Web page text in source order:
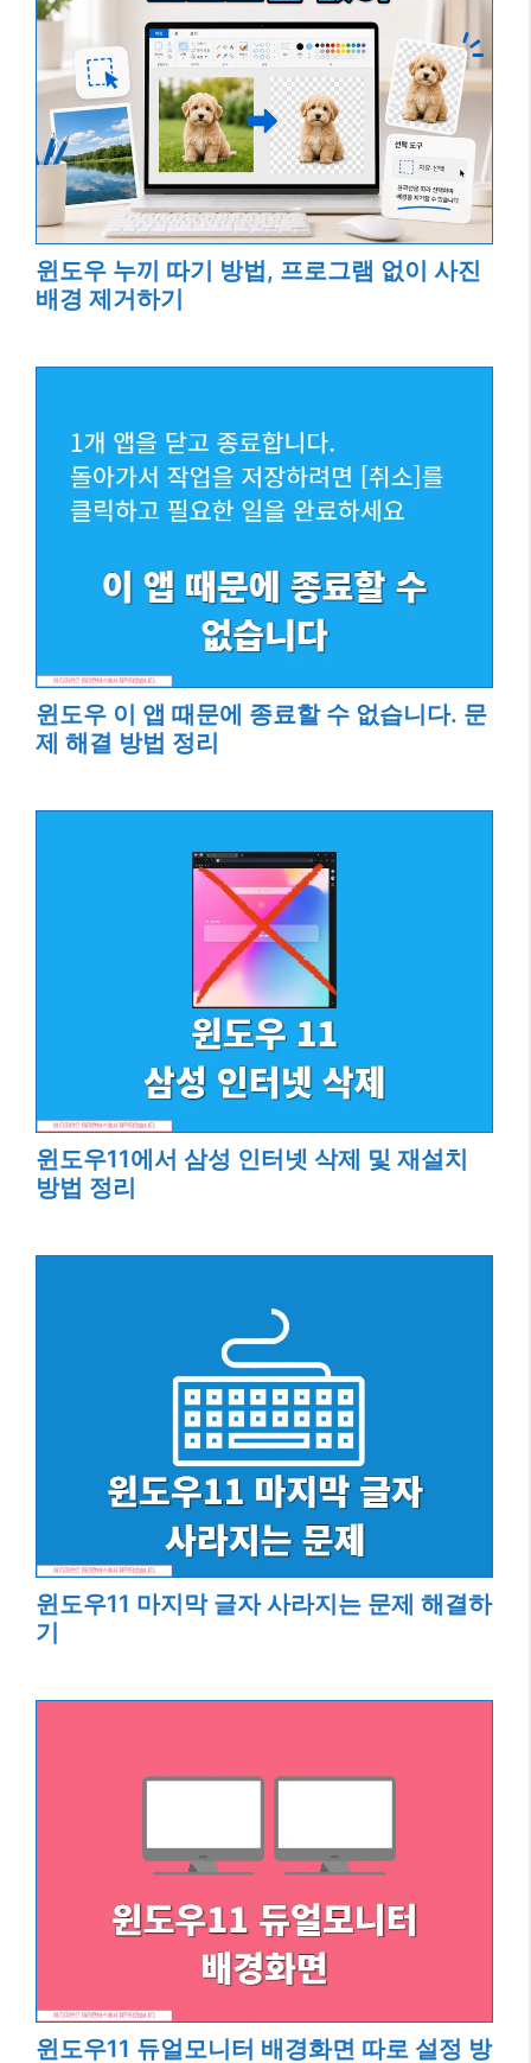
윈도우 누끼 따기 방법, 프로그램 없이 사진
배경 제거하기
윈도우 이 앱 때문에 종료할 수 없습니다. 문
제 해결 방법 정리
윈도우11에서 삼성 인터넷 삭제 및 재설치
방법 정리
윈도우11 마지막 글자 사라지는 문제 해결하
기
윈도우11 듀얼모니터 배경화면 따로 설정 방